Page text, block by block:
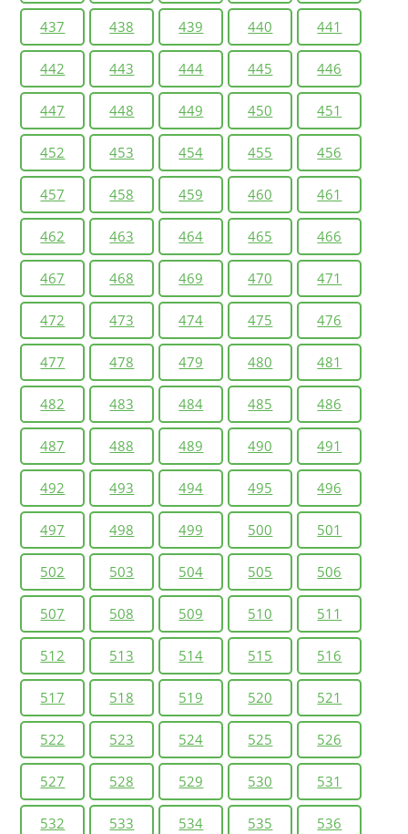
437 438 439 440 441
442 443 444 445 446
447 448 449 450 451
452 453 454 455 456
457 458 459 460 461
462 463 464 465 466
467 468 469 470 471
472 473 474 475 476
477 478 479 480 481
482 483 484 485 486
487 488 489 490 491
492 493 494 495 496
497 498 499 500 501
502 503 504 505 506
507 508 509 510 511
512 513 514 515 516
517 518 519 520 521
522 523 524 525 526
527 528 529 530 531
532 533 534 535 536